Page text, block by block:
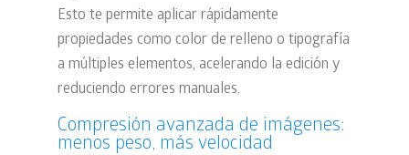
Esto te permite aplicar rápidamente
propiedades como color de relleno o tipografía
a múltiples elementos, acelerando la edición y
reduciendo errores manuales.
Compresión avanzada de imágenes:
menos peso, más velocidad